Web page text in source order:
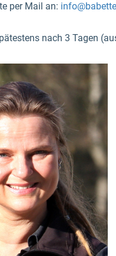
per Mail an:
nach 3 Tagen